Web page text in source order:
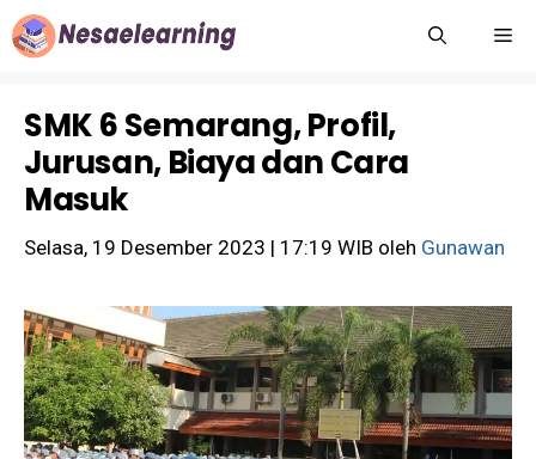
Langsung
ke
SMK 6 Semarang, Profil,
Jurusan, Biaya dan Cara
Masuk
Selasa, 19 Desember 2023 | 17:19 WIB oleh Gunawan